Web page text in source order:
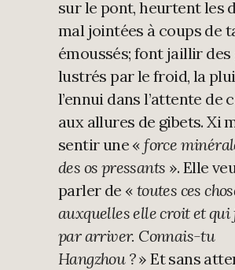
sur le pont, heurtent les
mal jointées à coups de
émoussés; font jaillir des
lustrés par le froid, la
l’ennui dans l’attente de
aux allures de gibets. Xi
sentir une «force
des os pressants ». Elle
parler de « toutes ces
auxquelles elle croit et
par arriver. Connais-tu
Hangzhou ?» Et sans